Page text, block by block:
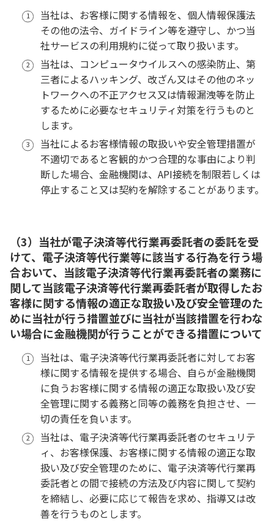
当社は、お客様に関する情報を、個人情報保護法
その他の法令、ガイドライン等を遵守し、かつ当
社サービスの利用規約に従って取り扱います。
当社は、コンピュータウイルスへの感染防止、第
三者によるハッキング、改ざん又はその他のネッ
トワークへの不正アクセス又は情報漏洩等を防止
するために必要なセキュリティ対策を行うものと
します。
当社によるお客様情報の取扱いや安全管理措置が
不適切であると客観的かつ合理的な事由により判
断した場合、金融機関は、API接続を制限若しくは
停止すること又は契約を解除することがあります。
（3）当社が電子決済等代行業再委託者の委託を受
けて、電子決済等代行業等に該当する行為を行う場
合おいて、当該電子決済等代行業再委託者の業務に
関して当該電子決済等代行業再委託者が取得したお
客様に関する情報の適正な取扱い及び安全管理のた
めに当社が行う措置並びに当社が当該措置を行わな
い場合に金融機関が行うことができる措置について
当社は、電子決済等代行業再委託者に対してお客
様に関する情報を提供する場合、自らが金融機関
に負うお客様に関する情報の適正な取扱い及び安
全管理に関する義務と同等の義務を負担させ、一
切の責任を負います。
当社は、電子決済等代行業再委託者のセキュリテ
ィ、お客様保護、お客様に関する情報の適正な取
扱い及び安全管理のために、電子決済等代行業再
委託者との間で接続の方法及び内容に関して契約
を締結し、必要に応じて報告を求め、指導又は改
善を行うものとします。